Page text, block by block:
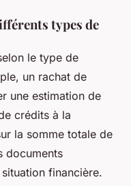
types de
le type de
un rachat de
une estimation de
crédits à la
la somme totale de
documents
financière.